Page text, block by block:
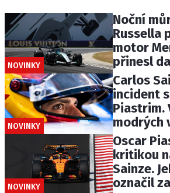
NOVINKY
Noční
Russella
motor
přinesl
NOVINKY
Carlos
incident
Piastrim.
modrých
NOVINKY
Oscar
kritikou
Sainze.
označil